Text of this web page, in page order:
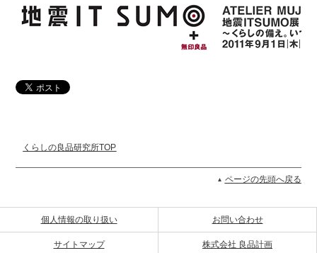
くらしの良品研究所TOP
ページの先頭へ戻る
個人情報の取り扱い お問い合わせ
サイトマップ 株式会社 良品計画